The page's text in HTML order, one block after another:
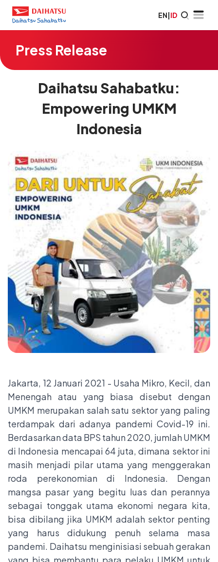
EN|ID
Press Release
Daihatsu Sahabatku:
Empowering UMKM
Indonesia
Jakarta, 12 Januari 2021 - Usaha Mikro, Kecil, dan
Menengah atau yang biasa disebut dengan
UMKM merupakan salah satu sektor yang paling
terdampak dari adanya pandemi Covid-19 ini.
Berdasarkan data BPS tahun 2020, jumlah UMKM
di Indonesia mencapai 64 juta, dimana sektor ini
masih menjadi pilar utama yang menggerakan
roda perekonomian di Indonesia. Dengan
mangsa pasar yang begitu luas dan perannya
sebagai tonggak utama ekonomi negara kita,
bisa dibilang jika UMKM adalah sektor penting
yang harus didukung penuh selama masa
pandemi. Daihatsu menginisiasi sebuah gerakan